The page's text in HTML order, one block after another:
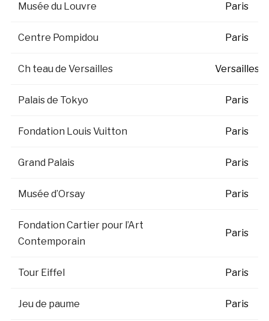
Musée du Louvre Paris
Centre Pompidou Paris
Ch teau de Versailles Versailles
Palais de Tokyo Paris
Fondation Louis Vuitton Paris
Grand Palais Paris
Musée d’Orsay Paris
Fondation Cartier pour l’Art
Contemporain
Paris
Tour Eiffel Paris
Jeu de paume Paris